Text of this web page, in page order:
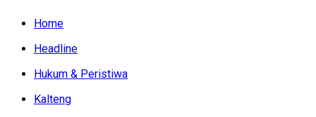
Home
Headline
Hukum & Peristiwa
Kalteng